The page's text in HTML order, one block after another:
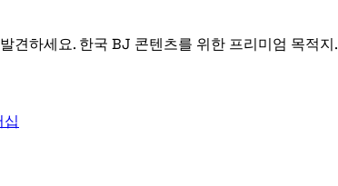
견하세요. 한국 BJ 콘텐츠를 위한 프리미엄 목적지.
십